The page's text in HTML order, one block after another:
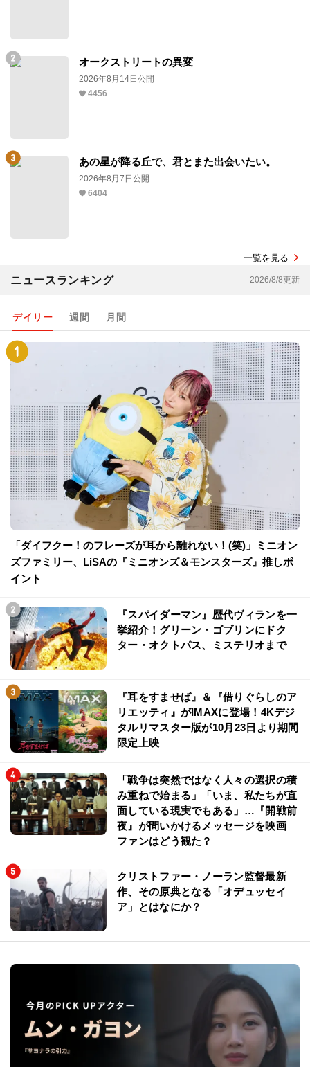
オークストリートの異変
2026年8月14日公開
4456
あの星が降る丘で、君とまた出会いたい。
2026年8月7日公開
6404
一覧を見る
ニュースランキング 2026/8/8更新
デイリー 週間 月間
「ダイフクー！のフレーズが耳から離れない！(笑)」ミニオン
ズファミリー、LiSAの『ミニオンズ＆モンスターズ』推しポ
イント
『スパイダーマン』歴代ヴィランを一
挙紹介！グリーン・ゴブリンにドク
ター・オクトパス、ミステリオまで
『耳をすませば』＆『借りぐらしのア
リエッティ』がIMAXに登場！4Kデジ
タルリマスター版が10月23日より期間
限定上映
「戦争は突然ではなく人々の選択の積
み重ねで始まる」「いま、私たちが直
面している現実でもある」…『開戦前
夜』が問いかけるメッセージを映画
ファンはどう観た？
クリストファー・ノーラン監督最新
作、その原典となる「オデュッセイ
ア」とはなにか？